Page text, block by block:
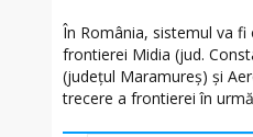
În România, sistemul va
frontierei Midia (jud.
(județul Maramureș) și
trecere a frontierei în